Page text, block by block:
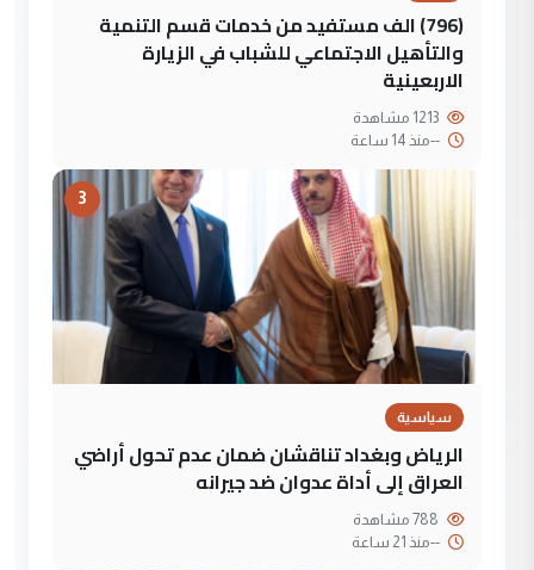
(796) الف مستفيد من خدمات قسم التنمية
والتأهيل الاجتماعي للشباب في الزيارة
الاربعينية
--منذ 14 ساعة
3
سياسية
الرياض وبغداد تناقشان ضمان عدم تحول أراضي
العراق إلى أداة عدوان ضد جيرانه
--منذ 21 ساعة